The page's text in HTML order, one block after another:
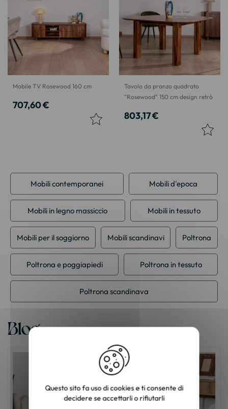
Mobile TV Rosewood 160 cm
707,60 €
Tavolo da pranzo quadrato
"Rosewood" 150 cm design retrò
803,17 €
Mobili contemporanei Mobili d'epoca
Mobili in legno massiccio Mobili in tessuto
Mobili per il soggiorno Mobili scandinavi Poltrona
Poltrona e poggiapiedi Poltrona in tessuto
Poltrona scandinava
Blog
Questo sito fa uso di cookies e ti consente di
decidere se accettarli o rifiutarli